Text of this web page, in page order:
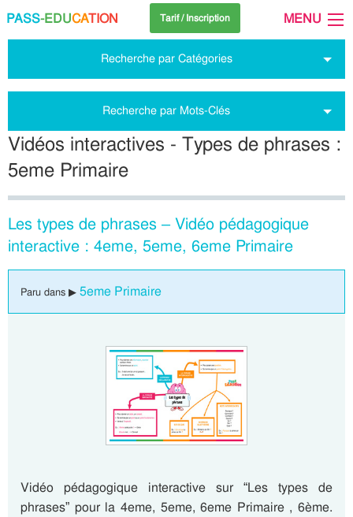
PASS-EDUCATION Tarif / Inscription MENU
Recherche par Catégories
Recherche par Mots-Clés
Vidéos interactives - Types de phrases :
5eme Primaire
Les types de phrases – Vidéo pédagogique
interactive : 4eme, 5eme, 6eme Primaire
Paru dans ▶ 5eme Primaire
Vidéo pédagogique interactive sur “Les types de
phrases” pour la 4eme, 5eme, 6eme Primaire , 6ème.